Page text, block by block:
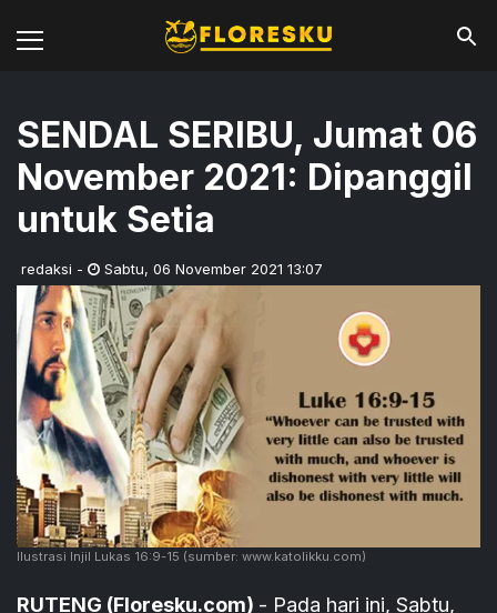
SENDAL SERIBU, Jumat 06
November 2021: Dipanggil
untuk Setia
redaksi - Sabtu, 06 November 2021 13:07
Ilustrasi Injil Lukas 16:9-15 (sumber: www.katolikku.com)
RUTENG (Floresku.com) - Pada hari ini, Sabtu,